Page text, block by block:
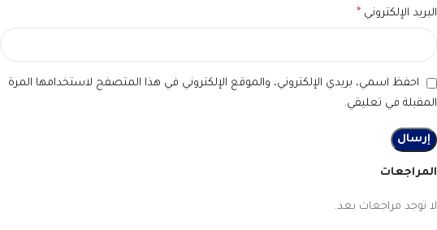
المراجعات
لا توجد مراجعات بعد.
البريد الإلكتروني *
احفظ اسمي، بريدي الإلكتروني، والموقع الإلكتروني في هذا المتصفح لاستخدامها المرة
المقبلة في تعليقي.